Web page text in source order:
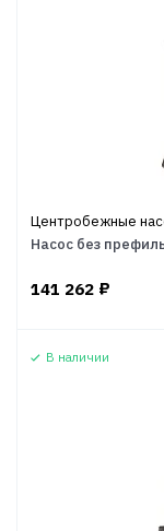
Центробежные
Насос без
141 262 ₽
В наличии